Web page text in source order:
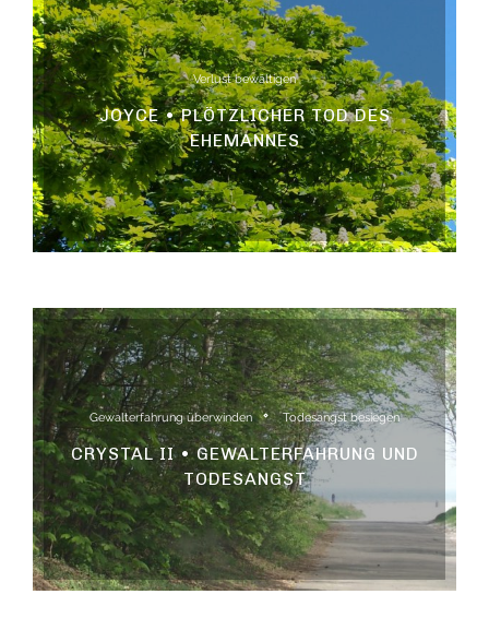
Verlust bewältigen
JOYCE • PLÖTZLICHER TOD DES
EHEMANNES
Gewalterfahrung überwinden Todesangst besiegen
CRYSTAL II • GEWALTERFAHRUNG UND
TODESANGST